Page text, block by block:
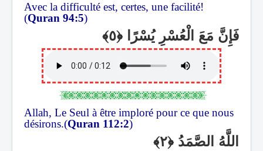
Avec la difficulté est, certes, une facilité!
(Quran 94:5)
فَإِنَّ مَعَ الْعُسْرِ يُسْرًا
Allah, Le Seul à être imploré pour ce que nous
désirons.(Quran 112:2)
اللَّهُ الصَّمَدُ